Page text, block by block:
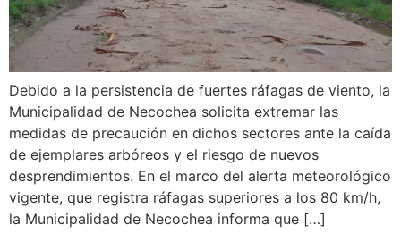
Debido a la persistencia de fuertes ráfagas de viento, la
Municipalidad de Necochea solicita extremar las
medidas de precaución en dichos sectores ante la caída
de ejemplares arbóreos y el riesgo de nuevos
desprendimientos. En el marco del alerta meteorológico
vigente, que registra ráfagas superiores a los 80 km/h,
la Municipalidad de Necochea informa que […]